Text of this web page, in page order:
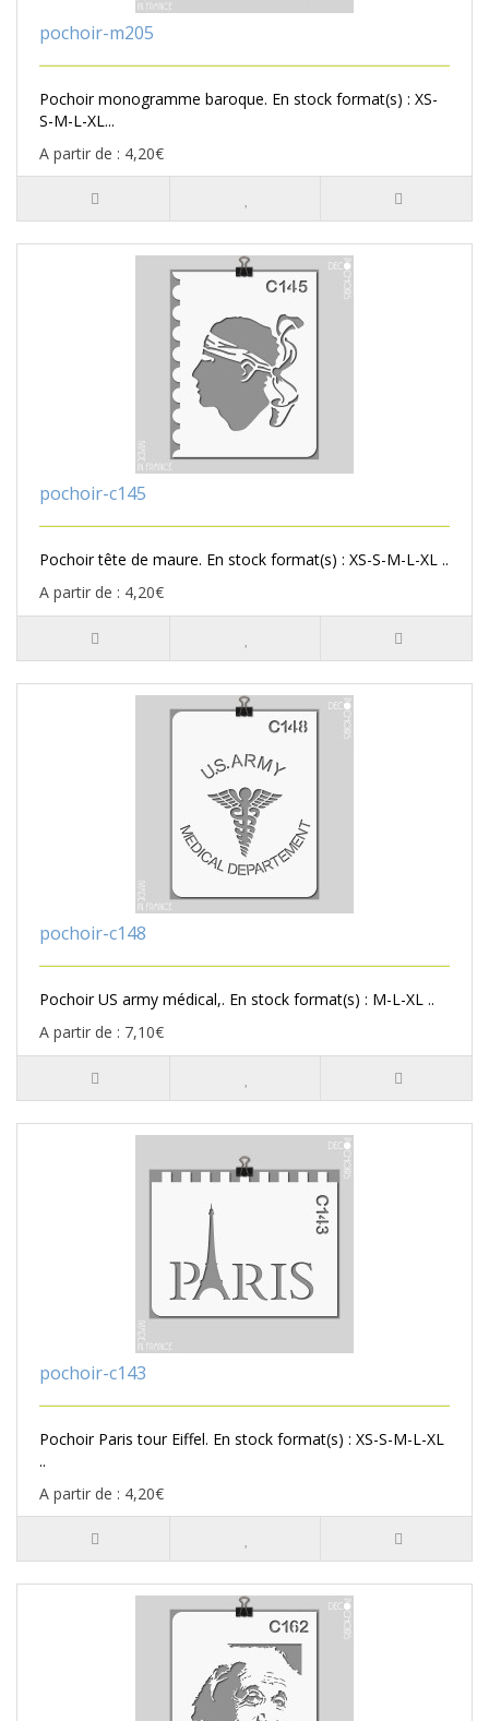
pochoir-m205
Pochoir monogramme baroque. En stock format(s) : XS-
S-M-L-XL...
A partir de : 4,20€
pochoir-c145
Pochoir tête de maure. En stock format(s) : XS-S-M-L-XL ..
A partir de : 4,20€
pochoir-c148
Pochoir US army médical,. En stock format(s) : M-L-XL ..
A partir de : 7,10€
pochoir-c143
Pochoir Paris tour Eiffel. En stock format(s) : XS-S-M-L-XL
..
A partir de : 4,20€